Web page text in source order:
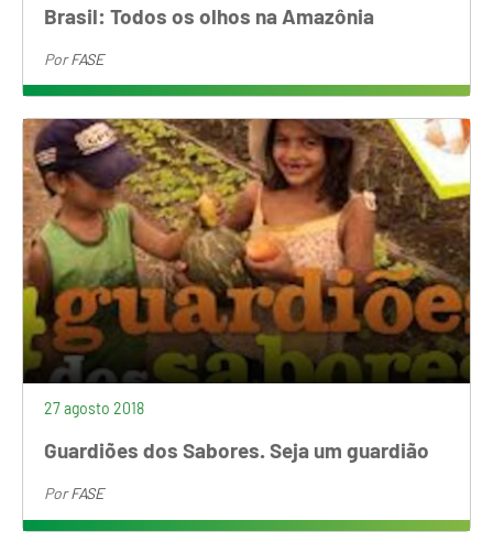
Brasil: Todos os olhos na Amazônia
PorFASE
27 agosto 2018
Guardiões dos Sabores. Seja um guardião
PorFASE